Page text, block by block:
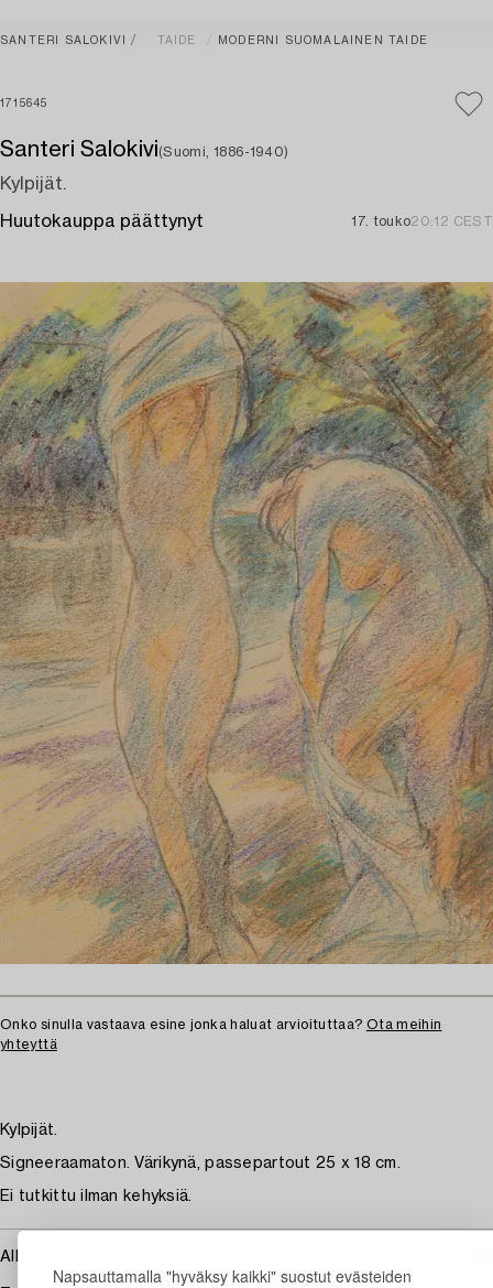
Napsauttamalla "hyväksy kaikki" suostut evästeiden
SANTERI SALOKIVI TAIDE MODERNI SUOMALAINEN TAIDE
1715645
Santeri Salokivi(Suomi, 1886-1940)
Kylpijät.
Huutokauppa päättynyt 17. touko20:12 CEST
Onko sinulla vastaava esine jonka haluat arvioituttaa? Ota meihin
yhteyttä
Kylpijät.
Signeeraamaton. Värikynä, passepartout 25 x 18 cm.
Ei tutkittu ilman kehyksiä.
Alkuperä - Provenienssi